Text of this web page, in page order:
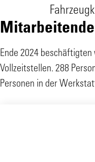
Mitarbeitende
Ende 2024 beschäftigten
Vollzeitstellen. 288
Personen in der